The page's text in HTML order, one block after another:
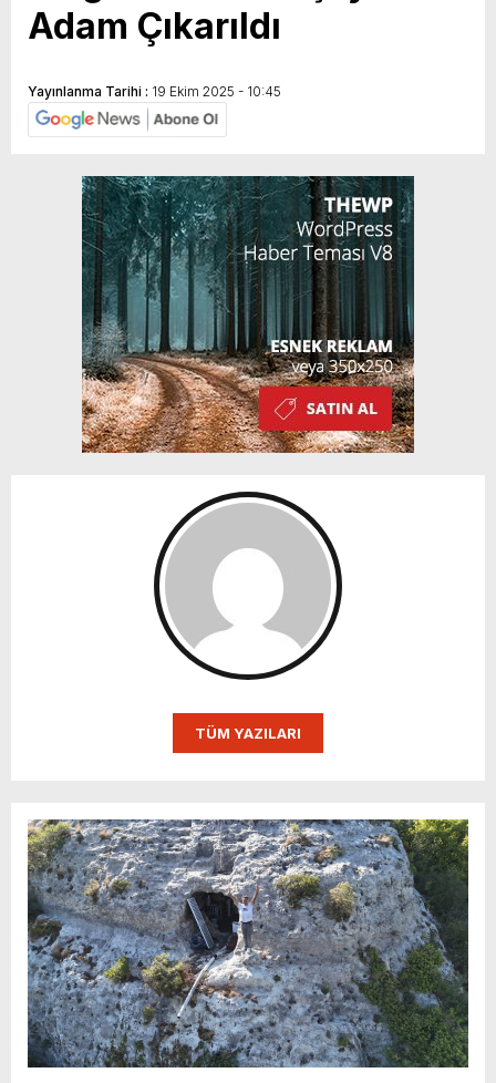
Adam Çıkarıldı
Yayınlanma Tarihi : 19 Ekim 2025 - 10:45
TÜM YAZILARI